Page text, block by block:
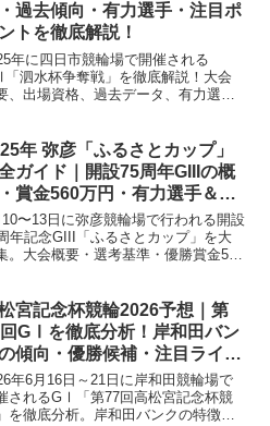
過去傾向・有力選手・注目ポ
トを徹底解説！
年に四日市競輪場で開催される
泗水杯争奪戦」を徹底解説！大会
、出場資格、過去データ、有力選
年 弥彦「ふるさとカップ」
ガイド｜開設75周年GIIIの概
賞金560万円・有力選手＆過
ータ分析
〜13日に弥彦競輪場で行われる開設
年記念GIII「ふるさとカップ」を大
。大会概要・選考基準・優勝賞金560
略のポイントまで網羅しました。
宮記念杯競輪2026予想｜第
GⅠを徹底分析！岸和田バン
傾向・優勝候補・注目ライン
説
年6月16日～21日に岸和田競輪場で
されるGⅠ「第77回高松宮記念杯競
を徹底分析。岸和田バンクの特徴や